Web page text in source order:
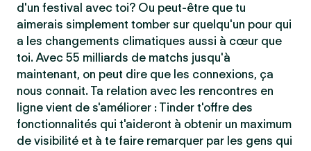
d'un festival avec toi? Ou peut-être que tu
aimerais simplement tomber sur quelqu'un pour qui
a les changements climatiques aussi à cœur que
toi. Avec 55 milliards de matchs jusqu'à
maintenant, on peut dire que les connexions, ça
nous connait. Ta relation avec les rencontres en
ligne vient de s'améliorer : Tinder t'offre des
fonctionnalités qui t'aideront à obtenir un maximum
de visibilité et à te faire remarquer par les gens qui